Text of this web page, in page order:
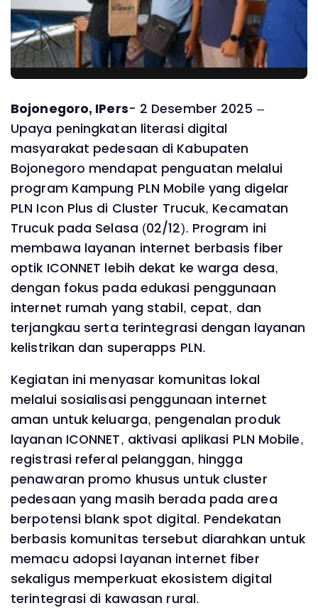
Bojonegoro, IPers- 2 Desember 2025 –
Upaya peningkatan literasi digital
masyarakat pedesaan di Kabupaten
Bojonegoro mendapat penguatan melalui
program Kampung PLN Mobile yang digelar
PLN Icon Plus di Cluster Trucuk, Kecamatan
Trucuk pada Selasa (02/12). Program ini
membawa layanan internet berbasis fiber
optik ICONNET lebih dekat ke warga desa,
dengan fokus pada edukasi penggunaan
internet rumah yang stabil, cepat, dan
terjangkau serta terintegrasi dengan layanan
kelistrikan dan superapps PLN.
Kegiatan ini menyasar komunitas lokal
melalui sosialisasi penggunaan internet
aman untuk keluarga, pengenalan produk
layanan ICONNET, aktivasi aplikasi PLN Mobile,
registrasi referal pelanggan, hingga
penawaran promo khusus untuk cluster
pedesaan yang masih berada pada area
berpotensi blank spot digital. Pendekatan
berbasis komunitas tersebut diarahkan untuk
memacu adopsi layanan internet fiber
sekaligus memperkuat ekosistem digital
terintegrasi di kawasan rural.